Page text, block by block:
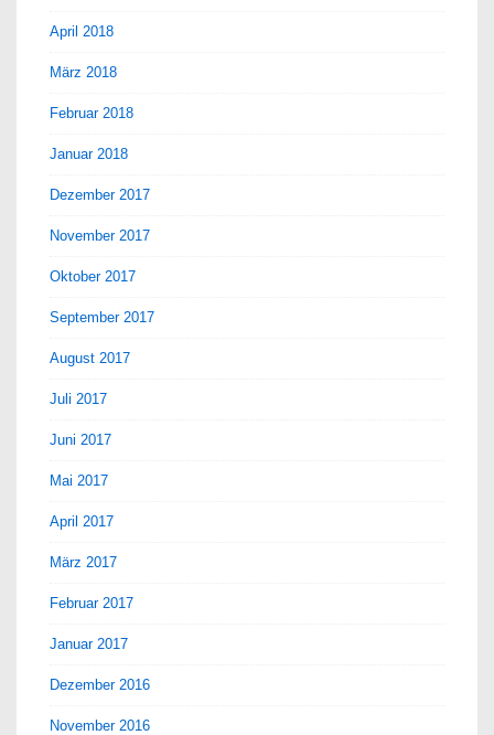
April 2018
März 2018
Februar 2018
Januar 2018
Dezember 2017
November 2017
Oktober 2017
September 2017
August 2017
Juli 2017
Juni 2017
Mai 2017
April 2017
März 2017
Februar 2017
Januar 2017
Dezember 2016
November 2016